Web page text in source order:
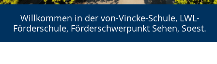
Willkommen in der von-Vincke-Schule, LWL-
Förderschule, Förderschwerpunkt Sehen, Soest.